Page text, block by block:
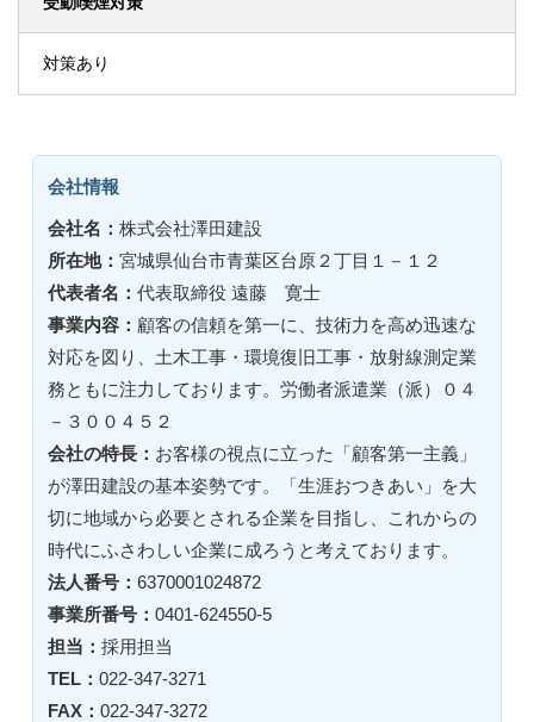
対策あり
会社情報
会社名： 株式会社澤田建設
所在地： 宮城県仙台市青葉区台原２丁目１－１２
代表者名： 代表取締役 遠藤 寛士
事業内容： 顧客の信頼を第一に、技術力を高め迅速な
対応を図り、土木工事・環境復旧工事・放射線測定業
務ともに注力しております。労働者派遣業（派）０４
－３００４５２
会社の特長： お客様の視点に立った「顧客第一主義」
が澤田建設の基本姿勢です。「生涯おつきあい」を大
切に地域から必要とされる企業を目指し、これからの
時代にふさわしい企業に成ろうと考えております。
法人番号： 6370001024872
事業所番号： 0401-624550-5
担当： 採用担当
TEL： 022-347-3271
FAX： 022-347-3272